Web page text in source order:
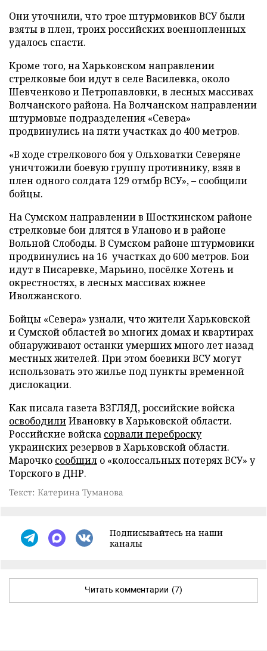
Они уточнили, что трое штурмовиков ВСУ были
взяты в плен, троих российских военнопленных
удалось спасти.
Кроме того, на Харьковском направлении
стрелковые бои идут в селе Василевка, около
Шевченково и Петропавловки, в лесных массивах
Волчанского района. На Волчанском направлении
штурмовые подразделения «Севера»
продвинулись на пяти участках до 400 метров.
«В ходе стрелкового боя у Ольховатки Северяне
уничтожили боевую группу противнику, взяв в
плен одного солдата 129 отмбр ВСУ», – сообщили
бойцы.
На Сумском направлении в Шосткинском районе
стрелковые бои длятся в Уланово и в районе
Вольной Слободы. В Сумском районе штурмовики
продвинулись на 16 участках до 600 метров. Бои
идут в Писаревке, Марьино, посёлке Хотень и
окрестностях, в лесных массивах южнее
Иволжанского.
Бойцы «Севера» узнали, что жители Харьковской
и Сумской областей во многих домах и квартирах
обнаруживают останки умерших много лет назад
местных жителей. При этом боевики ВСУ могут
использовать это жилье под пункты временной
дислокации.
Как писала газета ВЗГЛЯД, российские войска
освободилиИвановку в Харьковской области.
Российские войска сорвали переброску
украинских резервов в Харьковской области.
Марочко сообщил о «колоссальных потерях ВСУ» у
Торского в ДНР.
Текст: Катерина Туманова
Подписывайтесь на наши
каналы
Читать комментарии (7)